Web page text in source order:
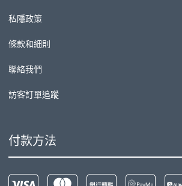
私隱政策
條款和細則
聯絡我們
訪客訂單追蹤
付款方法